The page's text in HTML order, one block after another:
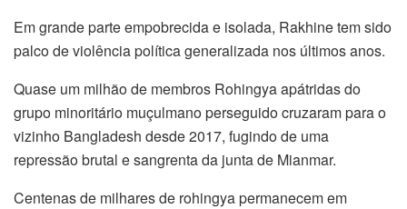
Em grande parte empobrecida e isolada, Rakhine tem sido
palco de violência política generalizada nos últimos anos.
Quase um milhão de membros Rohingya apátridas do
grupo minoritário muçulmano perseguido cruzaram para o
vizinho Bangladesh desde 2017, fugindo de uma
repressão brutal e sangrenta da junta de Mianmar.
Centenas de milhares de rohingya permanecem em